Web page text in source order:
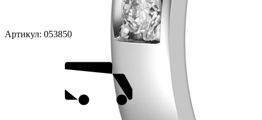
Артикул: 053850